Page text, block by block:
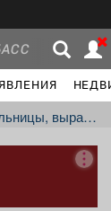
на собственной даче